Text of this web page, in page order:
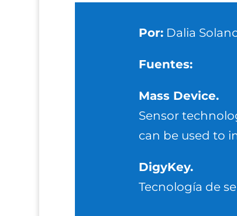
Por:Dalia
Fuentes:
Mass Device.
Sensor
can be used to
DigyKey.
Tecnología de